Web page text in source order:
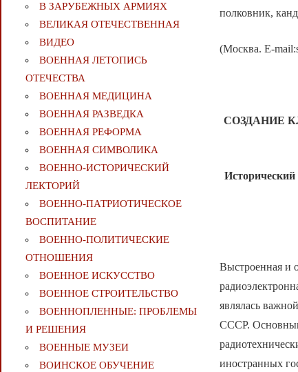
полковник,
(Москва. E-
СОЗДАНИЕ
Выстроенная и
являлась
СССР.
иностранных
В ЗАРУБЕЖНЫХ АРМИЯХ
ВЕЛИКАЯ ОТЕЧЕСТВЕННАЯ
ВИДЕО
ВОЕННАЯ ЛЕТОПИСЬ
ОТЕЧЕСТВА
ВОЕННАЯ МЕДИЦИНА
ВОЕННАЯ РАЗВЕДКА
ВОЕННАЯ РЕФОРМА
ВОЕННАЯ СИМВОЛИКА
ВОЕННО-ИСТОРИЧЕСКИЙ
ЛЕКТОРИЙ
ВОЕННО-ПАТРИОТИЧЕСКОЕ
ВОСПИТАНИЕ
ВОЕННО-ПОЛИТИЧЕСКИE
ОТНОШЕНИЯ
ВОЕННОЕ ИСКУССТВО
ВОЕННОЕ СТРОИТЕЛЬСТВО
ВОЕННОПЛЕННЫЕ: ПРОБЛЕМЫ
И РЕШЕНИЯ
ВОЕННЫЕ МУЗЕИ
ВОИНСКОЕ ОБУЧЕНИЕ